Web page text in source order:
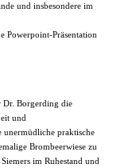
und insbesondere im
Powerpoint-Präsentation
Dr. Borgerding die
und
unermüdliche praktische
Brombeerwiese zu
im Ruhestand und